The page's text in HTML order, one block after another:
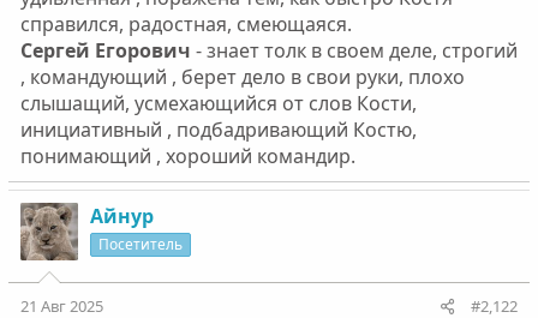
справился, радостная, смеющаяся.
Сергей Егорович - знает толк в своем деле, строгий
, командующий , берет дело в свои руки, плохо
слышащий, усмехающийся от слов Кости,
инициативный , подбадривающий Костю,
понимающий , хороший командир.
Айнур
Посетитель
21 Авг 2025 #2,122